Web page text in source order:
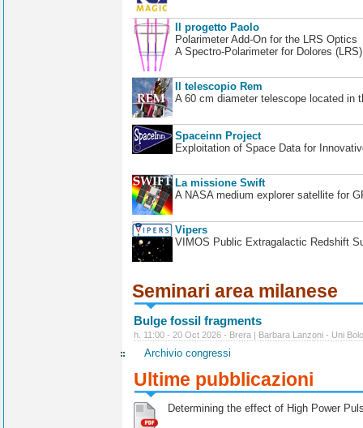
Il progetto Paolo
Polarimeter Add-On for the LRS Optics
A Spectro-Polarimeter for Dolores
Il telescopio Rem
A 60 cm diameter telescope located in
Spaceinn Project
Exploitation of Space Data for
La missione Swift
A NASA medium explorer satellite for
Vipers
VIMOS Public Extragalactic Redshift
Seminari area milanese
Bulge fossil fragments
h. 11:00 - 20 Oct 2026 - Brera | Barbara Lanzoni - Uni
Archivio congressi
Ultime pubblicazioni
Determining the effect of High Power